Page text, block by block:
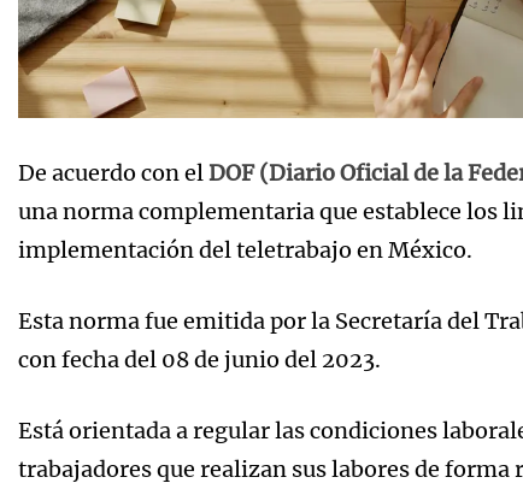
De acuerdo con elDOF (Diario Oficial de la
una norma complementaria que establece los
implementación del teletrabajo en México.
Esta norma fue emitida por la Secretaría del
con fecha del 08 de junio del 2023.
Está orientada a regular las condiciones
trabajadores que realizan sus labores de forma